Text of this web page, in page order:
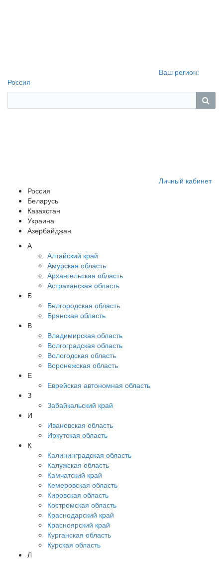
Ваш регион:
Россия
Личный кабинет
Россия
Беларусь
Казахстан
Украина
Азербайджан
А
Алтайский край
Амурская область
Архангельская область
Астраханская область
Б
Белгородская область
Брянская область
В
Владимирская область
Волгоградская область
Вологодская область
Воронежская область
Е
Еврейская автономная область
З
Забайкальский край
И
Ивановская область
Иркутская область
К
Калининградская область
Калужская область
Камчатский край
Кемеровская область
Кировская область
Костромская область
Краснодарский край
Красноярский край
Курганская область
Курская область
Л